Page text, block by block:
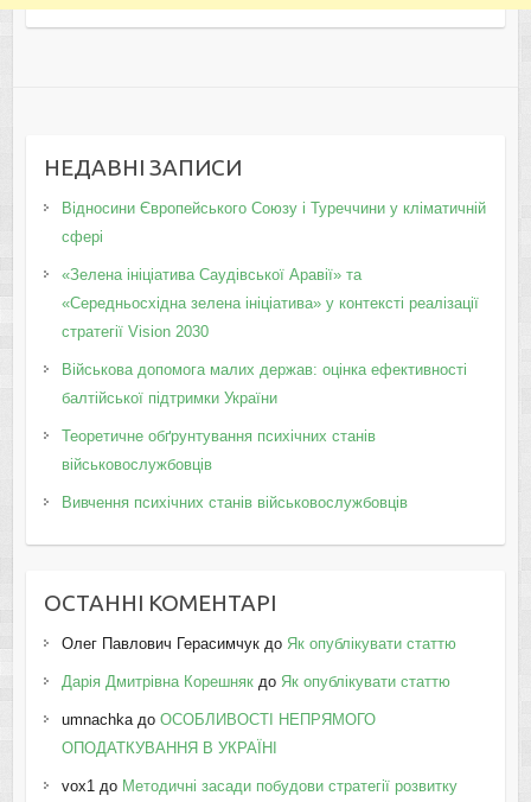
НЕДАВНІ ЗАПИСИ
Відносини Європейського Союзу і Туреччини у кліматичній
сфері
«Зелена ініціатива Саудівської Аравії» та
«Середньосхідна зелена ініціатива» у контексті реалізації
стратегії Vision 2030
Військова допомога малих держав: оцінка ефективності
балтійської підтримки України
Теоретичне обґрунтування психічних станів
військовослужбовців
Вивчення психічних станів військовослужбовців
ОСТАННІ КОМЕНТАРІ
Олег Павлович Герасимчукдо Як опублікувати статтю
Дарія Дмитрівна Корешнякдо Як опублікувати статтю
umnachkaдо ОСОБЛИВОСТІ НЕПРЯМОГО
ОПОДАТКУВАННЯ В УКРАЇНІ
vox1до Методичні засади побудови стратегії розвитку